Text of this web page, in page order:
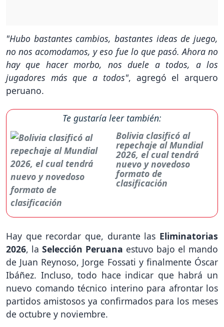
"Hubo bastantes cambios, bastantes ideas de juego,
no nos acomodamos, y eso fue lo que pasó. Ahora no
hay que hacer morbo, nos duele a todos, a los
jugadores más que a todos", agregó el arquero
peruano.
Te gustaría leer también:
Bolivia clasificó al
repechaje al Mundial
2026, el cual tendrá
nuevo y novedoso
formato de
clasificación
Hay que recordar que, durante las Eliminatorias
2026, la Selección Peruana estuvo bajo el mando
de Juan Reynoso, Jorge Fossati y finalmente Óscar
Ibáñez. Incluso, todo hace indicar que habrá un
nuevo comando técnico interino para afrontar los
partidos amistosos ya confirmados para los meses
de octubre y noviembre.